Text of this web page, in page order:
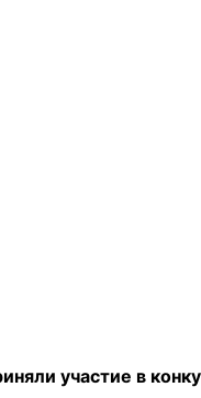
участие в